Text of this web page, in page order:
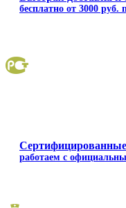
бесплатно от 3000 руб.
работаем с